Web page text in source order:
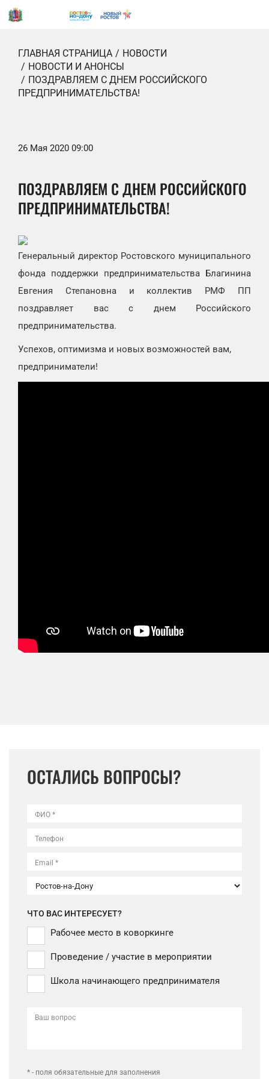
ГЛАВНАЯ СТРАНИЦА
НОВОСТИ
НОВОСТИ И АНОНСЫ
ПОЗДРАВЛЯЕМ С ДНЕМ РОССИЙСКОГО
ПРЕДПРИНИМАТЕЛЬСТВА!
26 Мая 2020 09:00
ПОЗДРАВЛЯЕМ С ДНЕМ РОССИЙСКОГО
ПРЕДПРИНИМАТЕЛЬСТВА!
Генеральный директор Ростовского муниципального
фонда поддержки предпринимательства Благинина
Евгения Степановна и коллектив РМФ ПП
поздравляет вас с днем Российского
предпринимательства.
Успехов, оптимизма и новых возможностей вам,
предприниматели!⠀
ОСТАЛИСЬ ВОПРОСЫ?
ФИО *
Телефон
Email *
ЧТО ВАС ИНТЕРЕСУЕТ?
Рабочее место в коворкинге
Проведение / участие в мероприятии
Школа начинающего предпринимателя
Ваш вопрос
* - поля обязательные для заполнения